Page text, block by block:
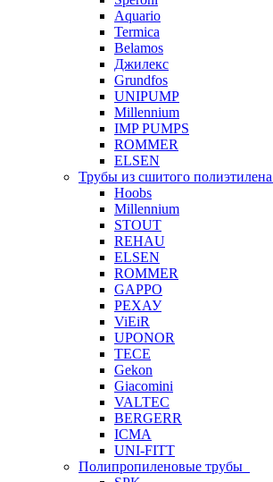
Aquario
Termica
Belamos
Джилекс
Grundfos
UNIPUMP
Millennium
IMP PUMPS
ROMMER
ELSEN
Трубы из сшитого полиэтилена
Hoobs
Millennium
STOUT
REHAU
ELSEN
ROMMER
GAPPO
РЕХАУ
ViEiR
UPONOR
TECE
Gekon
Giacomini
VALTEC
BERGERR
ICMA
UNI-FITT
Полипропиленовые трубы